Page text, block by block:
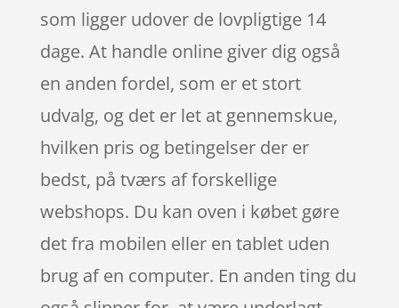
som ligger udover de lovpligtige 14
dage. At handle online giver dig også
en anden fordel, som er et stort
udvalg, og det er let at gennemskue,
hvilken pris og betingelser der er
bedst, på tværs af forskellige
webshops. Du kan oven i købet gøre
det fra mobilen eller en tablet uden
brug af en computer. En anden ting du